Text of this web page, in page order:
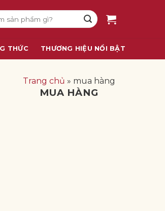
THỨC THƯƠNG HIỆU NỔI BẬT
Trang chủ » mua hàng
MUA HÀNG